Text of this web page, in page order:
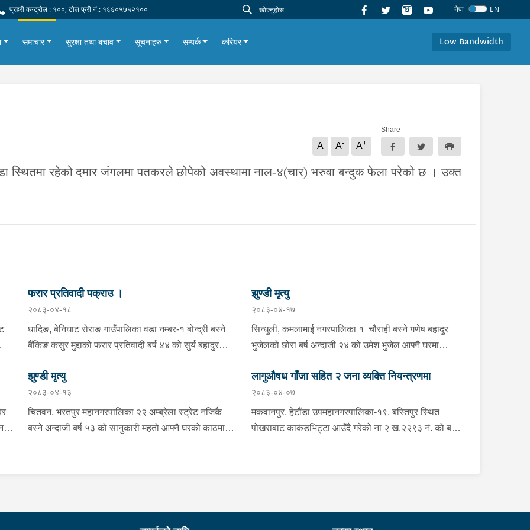
प्रहरी कन्ट्रोल : १००, टोल फ्री नं.: १६६०५७५२१०० नेपा EN
समाचार सुरक्षा तथा बचाव सूचनाहरु सम्पर्क करियर Low Bandwidth
A A- A+
Share
स्थितमा रहेको दमार जंगलमा पतकरले छोपेको अवस्थामा नाल-४(चार) भरुवा बन्दुकफेला परेको छ । उक्त
फरार प्रतिवादी पक्राउ ।
२०८३-०४-१८
धादिङ, बेनिघाट रोराङ गाउँपालिका वडा नम्बर-१ बोन्द्री बस्ने
बैंकिङ कसुर मुद्दाको फरार प्रतिवादी बर्ष ४४ को सुर्य बहादुर
झुण्डी मृत्यु
२०८३-०४-१७
सिन्धुली, कमलामाई नगरपालिका १ चौराही बस्ने गणेष बहादुर
भुजेलको छोरा बर्ष अन्दाजी २४ को उमेश भुजेल आफ्नै घरमा
प्राप्त हुनासाथ प्रहरी टोली खटिगई घटनास्थलमा मुचुल्का
सहित थप अनुसन्धान कार्य भइरहेको ।
झुण्डी मृत्यु
२०८३-०४-१३
चितवन, भरतपुर महानगरपालिका २२ अम्ब्रेला स्ट्रेट नजिकै
बस्ने अन्दाजी बर्ष ५३ को सानुकारी महतो आफ्नै घरको काठमा
लागुऔषध गाँजा सहित २ जना व्यक्ति नियन्त्रणमा
२०८३-०४-०७
मकवानपुर, हेटौंडा उपमहानगरपालिका-१९, बस्तिपुर स्थित
पोखराबाट काकंडभिट्टा आउँदै गरेको ना २ ख.२२९३ नं. को बस